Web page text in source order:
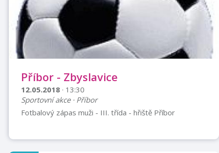
Příbor - Zbyslavice
12.05.2018 · 13:30
Sportovní akce · Příbor
Fotbalový zápas muži - III. třída - hřiště Příbor